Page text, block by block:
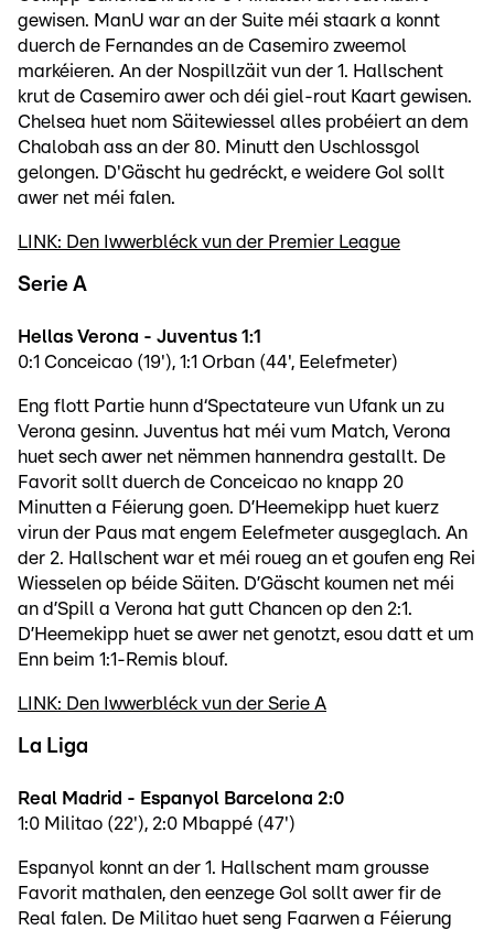
gewisen. ManU war an der Suite méi staark a konnt
duerch de Fernandes an de Casemiro zweemol
markéieren. An der Nospillzäit vun der 1. Hallschent
krut de Casemiro awer och déi giel-rout Kaart gewisen.
Chelsea huet nom Säitewiessel alles probéiert an dem
Chalobah ass an der 80. Minutt den Uschlossgol
gelongen. D'Gäscht hu gedréckt, e weidere Gol sollt
awer net méi falen.
LINK: Den Iwwerbléck vun der Premier League
Serie A
Hellas Verona - Juventus 1:1
0:1 Conceicao (19'), 1:1 Orban (44', Eelefmeter)
Eng flott Partie hunn d‘Spectateure vun Ufank un zu
Verona gesinn. Juventus hat méi vum Match, Verona
huet sech awer net nëmmen hannendra gestallt. De
Favorit sollt duerch de Conceicao no knapp 20
Minutten a Féierung goen. D’Heemekipp huet kuerz
virun der Paus mat engem Eelefmeter ausgeglach. An
der 2. Hallschent war et méi roueg an et goufen eng Rei
Wiesselen op béide Säiten. D’Gäscht koumen net méi
an d’Spill a Verona hat gutt Chancen op den 2:1.
D’Heemekipp huet se awer net genotzt, esou datt et um
Enn beim 1:1-Remis blouf.
LINK: Den Iwwerbléck vun der Serie A
La Liga
Real Madrid - Espanyol Barcelona 2:0
1:0 Militao (22'), 2:0 Mbappé (47')
Espanyol konnt an der 1. Hallschent mam grousse
Favorit mathalen, den eenzege Gol sollt awer fir de
Real falen. De Militao huet seng Faarwen a Féierung